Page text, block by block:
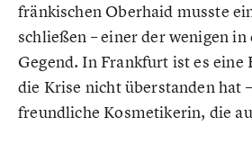
fränkischen Oberhaid musste
schließen – einer der wenigen
Gegend. In Frankfurt ist es eine
die Krise nicht überstanden hat
freundliche Kosmetikerin, die